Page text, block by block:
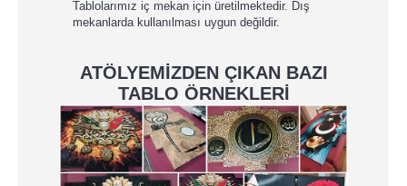
Tablolarımız iç mekan için üretilmektedir. Dış
mekanlarda kullanılması uygun değildir.
ATÖLYEMİZDEN ÇIKAN BAZI
TABLO ÖRNEKLERİ